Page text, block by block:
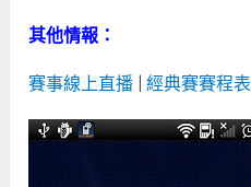
其他情報：
賽事線上直播 |經典賽賽程表